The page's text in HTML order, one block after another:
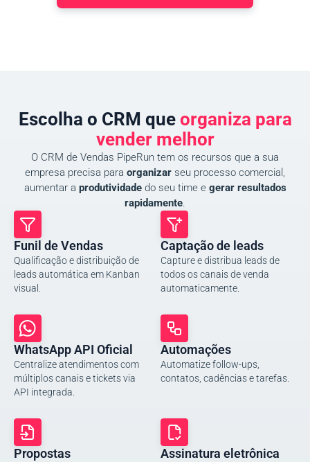
Escolha o CRM que organiza para
vender melhor
O CRM de Vendas PipeRun tem os recursos que a sua
empresa precisa para organizar seu processo comercial,
aumentar a produtividadedo seu time e gerar resultados
rapidamente.
Funil de Vendas
Qualificação e distribuição de
leads automática em Kanban
visual.
Captação de leads
Capture e distribua leads de
todos os canais de venda
automaticamente.
WhatsApp API Oficial
Centralize atendimentos com
múltiplos canais e tickets via
API integrada.
Automações
Automatize follow-ups,
contatos, cadências e tarefas.
Propostas Assinatura eletrônica